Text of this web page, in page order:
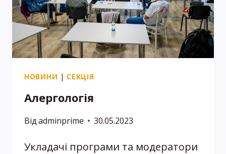
НОВИНИ | СЕКЦІЯ
Алергологія
Відadminprime 30.05.2023
Укладачі програми та модератори